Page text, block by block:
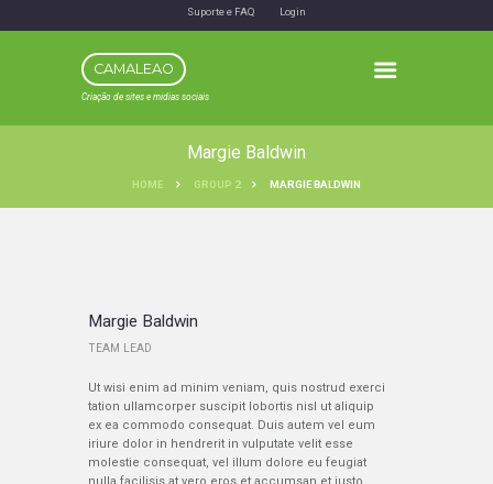
Suporte e FAQ Login
CAMALEAO
Criação de sites e midias sociais
Margie Baldwin
HOME GROUP 2 MARGIE BALDWIN
Margie Baldwin
TEAM LEAD
Ut wisi enim ad minim veniam, quis nostrud exerci
tation ullamcorper suscipit lobortis nisl ut aliquip
ex ea commodo consequat. Duis autem vel eum
iriure dolor in hendrerit in vulputate velit esse
molestie consequat, vel illum dolore eu feugiat